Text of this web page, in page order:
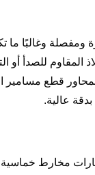
ومفصلة وغالبًا
المقاوم للصدأ أو
قطع مسامير
عالية.
مخارط خماسية